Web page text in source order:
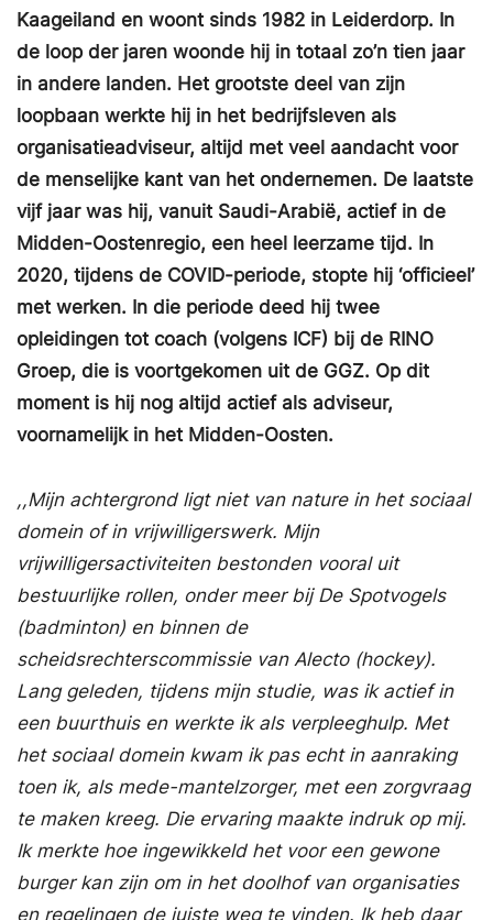
Kaageiland en woont sinds 1982 in Leiderdorp. In
de loop der jaren woonde hij in totaal zo’n tien jaar
in andere landen. Het grootste deel van zijn
loopbaan werkte hij in het bedrijfsleven als
organisatieadviseur, altijd met veel aandacht voor
de menselijke kant van het ondernemen. De laatste
vijf jaar was hij, vanuit Saudi-Arabië, actief in de
Midden-Oostenregio, een heel leerzame tijd. In
2020, tijdens de COVID-periode, stopte hij ‘officieel’
met werken. In die periode deed hij twee
opleidingen tot coach (volgens ICF) bij de RINO
Groep, die is voortgekomen uit de GGZ. Op dit
moment is hij nog altijd actief als adviseur,
voornamelijk in het Midden-Oosten.
,,Mijn achtergrond ligt niet van nature in het sociaal
domein of in vrijwilligerswerk. Mijn
vrijwilligersactiviteiten bestonden vooral uit
bestuurlijke rollen, onder meer bij De Spotvogels
(badminton) en binnen de
scheidsrechterscommissie van Alecto (hockey).
Lang geleden, tijdens mijn studie, was ik actief in
een buurthuis en werkte ik als verpleeghulp. Met
het sociaal domein kwam ik pas echt in aanraking
toen ik, als mede-mantelzorger, met een zorgvraag
te maken kreeg. Die ervaring maakte indruk op mij.
Ik merkte hoe ingewikkeld het voor een gewone
burger kan zijn om in het doolhof van organisaties
en regelingen de juiste weg te vinden. Ik heb daar